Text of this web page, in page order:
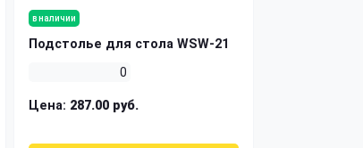
в наличии
Подстолье для стола WSW-21
0
Цена: 287.00 руб.